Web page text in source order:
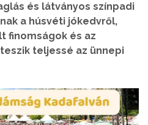
és látványos színpadi
a húsvéti jókedvről,
finomságok és az
teljessé az ünnepi